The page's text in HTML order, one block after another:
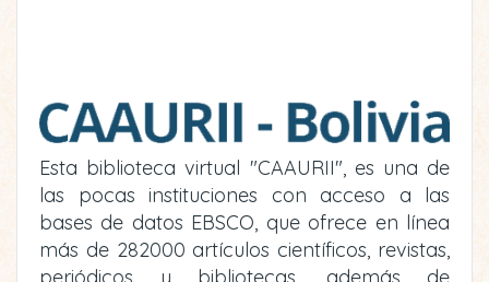
Esta biblioteca virtual "CAAURII", es una de
las pocas instituciones con acceso a las
bases de datos EBSCO, que ofrece en línea
más de 282000 artículos científicos, revistas,